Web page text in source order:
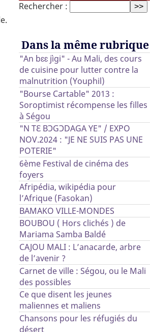
Rechercher :
Dans la même rubrique
"An bɛɛ jìgi" - Au Mali, des cours
de cuisine pour lutter contre la
malnutrition (Youphil)
"Bourse Cartable" 2013 :
Soroptimist récompense les filles
à Ségou
"N TƐ BƆGƆDAGA YE" / EXPO
NOV.2024 : "JE NE SUIS PAS UNE
POTERIE"
6ème Festival de cinéma des
foyers
Afripédia, wikipédia pour
l’Afrique (Fasokan)
BAMAKO VILLE-MONDES
BOUBOU ( Hors clichés ) de
Mariama Samba Baldé
CAJOU MALI : L’anacarde, arbre
de l’avenir ?
Carnet de ville : Ségou, ou le Mali
des possibles
Ce que disent les jeunes
maliennes et maliens
Chansons pour les réfugiés du
désert